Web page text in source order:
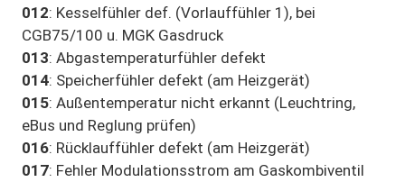
012: Kesselfühler def. (Vorlauffühler 1), bei
CGB75/100 u. MGK Gasdruck
013: Abgastemperaturfühler defekt
014: Speicherfühler defekt (am Heizgerät)
015: Außentemperatur nicht erkannt (Leuchtring,
eBus und Reglung prüfen)
016: Rücklauffühler defekt (am Heizgerät)
017: Fehler Modulationsstrom am Gaskombiventil